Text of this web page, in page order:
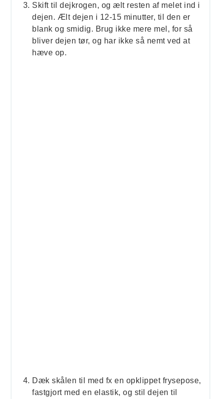
Skift til dejkrogen, og ælt resten af melet ind i
dejen. Ælt dejen i 12-15 minutter, til den er
blank og smidig. Brug ikke mere mel, for så
bliver dejen tør, og har ikke så nemt ved at
hæve op.
Dæk skålen til med fx en opklippet frysepose,
fastgjort med en elastik, og stil dejen til